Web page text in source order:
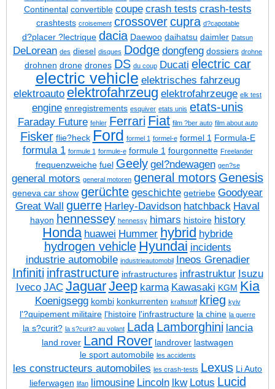
Continental convertible coupe crash tests crash-tests
crashtests croisement crossover cupra d?capotable
d?placer ?lectrique dacia Daewoo daihatsu daimler Datsun
DeLorean des diesel disques Dodge dongfeng dossiers drohne
drohnen drone drones DS du coup Ducati electric car
electric vehicle elektrisches fahrzeug
elektroauto elektrofahrzeug elektrofahrzeuge elk test
engine enregistrements esquiver etats unis etats-unis
Faraday Future fehler Ferrari Fiat film ?ber auto film about auto
Fisker flie?heck Ford formel 1 formel-e formel 1 Formula-E
formula 1 formule 1 formule-e formule 1 fourgonnette Freelander
frequenzweiche fuel Geely gel?ndewagen gen?se
general motors general motoren general motors Genesis
geneva car show gerüchte geschichte getriebe Goodyear
Great Wall guerre Harley-Davidson hatchback Haval
hayon hennessey hennessy himars histoire history
Honda huawei Hummer hybrid hybride
hydrogen vehicle Hyundai incidents
industrie automobile industrieautomobil Ineos Grenadier
Infiniti infrastructure infrastructures infrastruktur Isuzu
Iveco JAC JaguarJeep karma Kawasaki KGM Kia
Koenigsegg kombi konkurrenten kraftstoff krieg kyiv
l'?quipement militaire l'histoire l'infrastructure la chine la guerre
la s?curit? la s?curit? au volant Lada Lamborghini lancia
land rover Land Rover landrover lastwagen
le sport automobile les accidents
les constructeurs automobiles les crash-tests Lexus Li Auto
lieferwagen lifan limousine Lincoln lkw Lotus Lucid